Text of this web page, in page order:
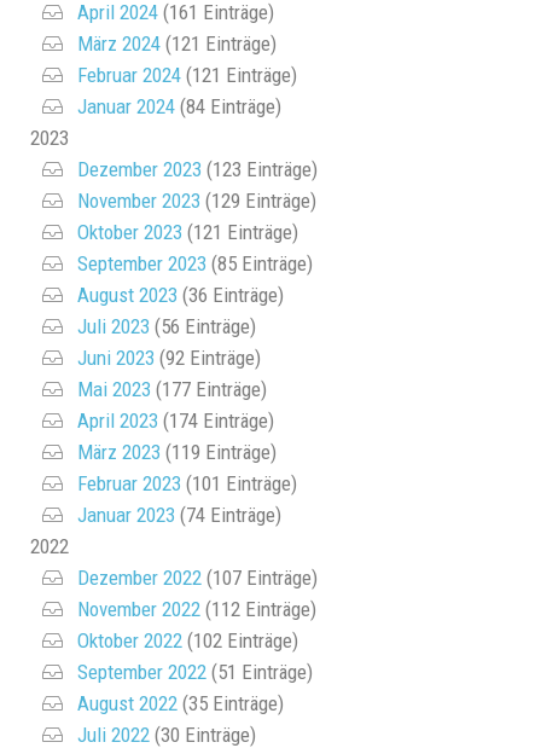
April 2024 (161 Einträge)
März 2024 (121 Einträge)
Februar 2024 (121 Einträge)
Januar 2024 (84 Einträge)
2023
Dezember 2023 (123 Einträge)
November 2023 (129 Einträge)
Oktober 2023 (121 Einträge)
September 2023 (85 Einträge)
August 2023 (36 Einträge)
Juli 2023 (56 Einträge)
Juni 2023 (92 Einträge)
Mai 2023 (177 Einträge)
April 2023 (174 Einträge)
März 2023 (119 Einträge)
Februar 2023 (101 Einträge)
Januar 2023 (74 Einträge)
2022
Dezember 2022 (107 Einträge)
November 2022 (112 Einträge)
Oktober 2022 (102 Einträge)
September 2022 (51 Einträge)
August 2022 (35 Einträge)
Juli 2022 (30 Einträge)